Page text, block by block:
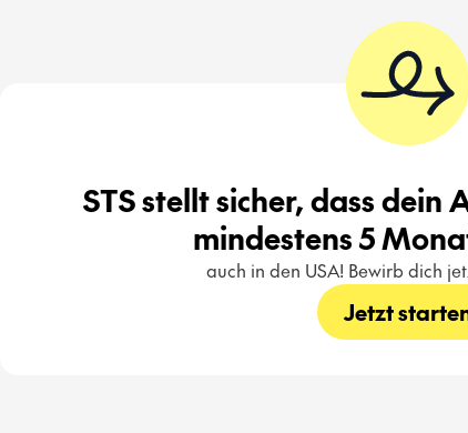
STS stellt sicher, dass
mindestens 5
auch in den USA! Bewirb dich
Jetzt